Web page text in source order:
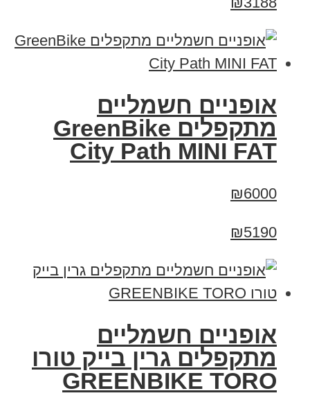
אופניים חשמליים
‏מתקפלים GreenBike
City Path MINI FAT
₪6000
₪5190
אופניים חשמליים
מתקפלים גרין בייק טורו
GREENBIKE TORO